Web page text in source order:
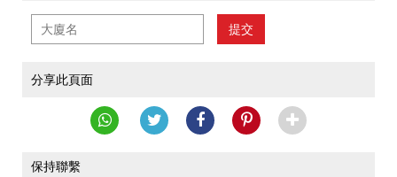
提交
分享此頁面
保持聯繫